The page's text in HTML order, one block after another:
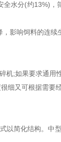
水分(约13%)
影响饲料的连续
;如果要求通用
又可根据需要
简化结构。中